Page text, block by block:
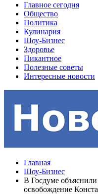
Главное сегодня
Общество
Политика
Кулинария
Шоу-Бизнес
Здоровье
Пикантное
Полезные советы
Интересные новости
Главная
Шоу-Бизнес
В Госдуме объяснили
освобождение